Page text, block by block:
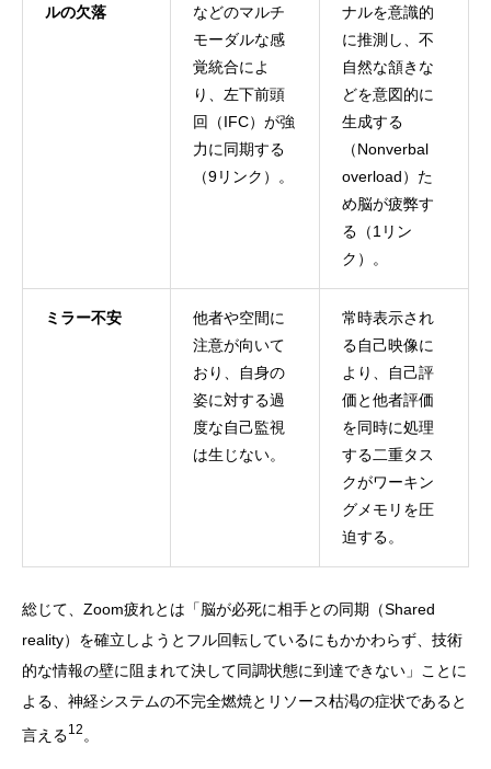
ルの欠落
などのマルチ
モーダルな感
覚統合によ
り、左下前頭
回（IFC）が強
力に同期する
（9リンク）。
ナルを意識的
に推測し、不
自然な頷きな
どを意図的に
生成する
（Nonverbal
overload）た
め脳が疲弊す
る（1リン
ク）。
ミラー不安
他者や空間に
注意が向いて
おり、自身の
姿に対する過
度な自己監視
は生じない。
常時表示され
る自己映像に
より、自己評
価と他者評価
を同時に処理
する二重タス
クがワーキン
グメモリを圧
迫する。
総じて、Zoom疲れとは「脳が必死に相手との同期（Shared
reality）を確立しようとフル回転しているにもかかわらず、技術
的な情報の壁に阻まれて決して同調状態に到達できない」ことに
よる、神経システムの不完全燃焼とリソース枯渇の症状であると
言える12 。